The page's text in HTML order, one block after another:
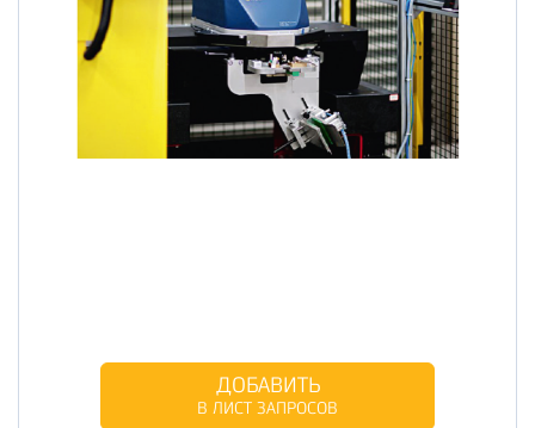
ДОБАВИТЬ
В ЛИСТ ЗАПРОСОВ